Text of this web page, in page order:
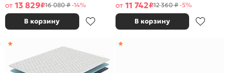
от 13 829₽16 080 ₽-14%
В корзину
от 11 742₽12 360 ₽-5%
В корзину